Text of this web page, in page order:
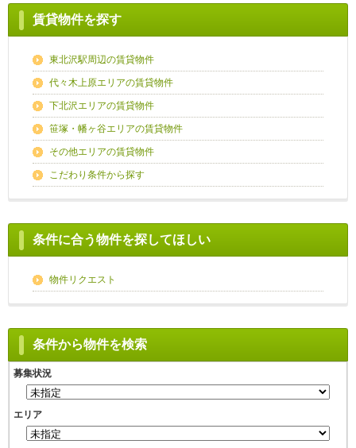
賃貸物件を探す
東北沢駅周辺の賃貸物件
代々木上原エリアの賃貸物件
下北沢エリアの賃貸物件
笹塚・幡ヶ谷エリアの賃貸物件
その他エリアの賃貸物件
こだわり条件から探す
条件に合う物件を探してほしい
物件リクエスト
条件から物件を検索
募集状況
エリア